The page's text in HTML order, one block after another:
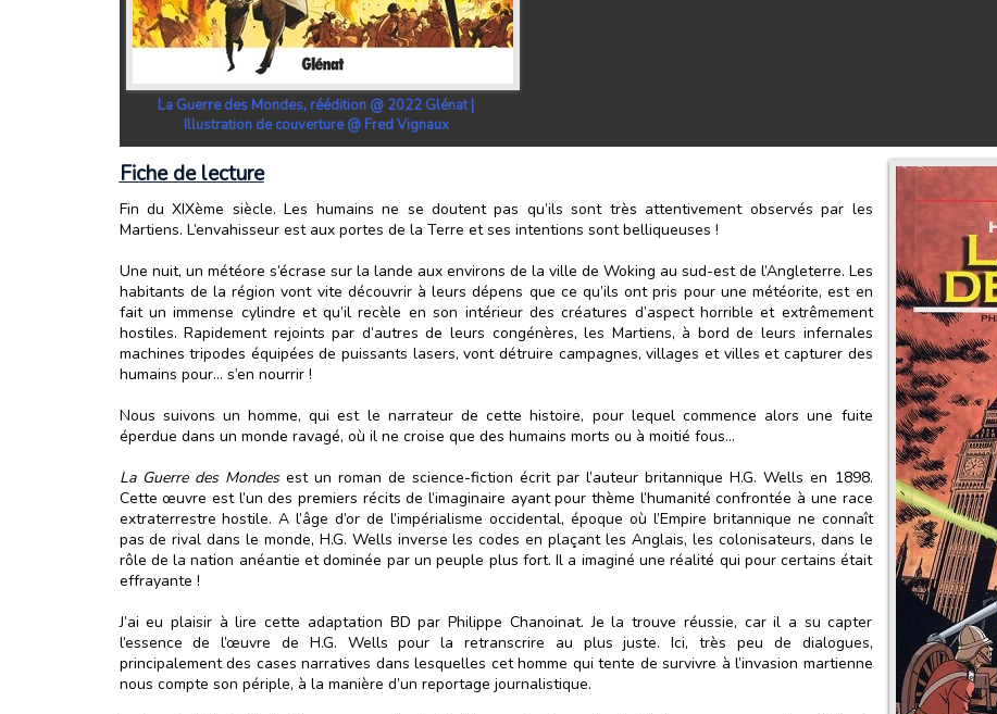
La Guerre des Mondes, réédition @ 2022 Glénat |
Illustration de couverture @ Fred Vignaux
Fiche de lecture
Fin du XIXème siècle. Les humains ne se doutent pas qu’ils sont très attentivement observés par les
Martiens. L’envahisseur est aux portes de la Terre et ses intentions sont belliqueuses !
Une nuit, un météore s’écrase sur la lande aux environs de la ville de Woking au sud-est de l’Angleterre. Les
habitants de la région vont vite découvrir à leurs dépens que ce qu’ils ont pris pour une météorite, est en
fait un immense cylindre et qu’il recèle en son intérieur des créatures d’aspect horrible et extrêmement
hostiles. Rapidement rejoints par d’autres de leurs congénères, les Martiens, à bord de leurs infernales
machines tripodes équipées de puissants lasers, vont détruire campagnes, villages et villes et capturer des
humains pour… s’en nourrir !
Nous suivons un homme, qui est le narrateur de cette histoire, pour lequel commence alors une fuite
éperdue dans un monde ravagé, où il ne croise que des humains morts ou à moitié fous…
La Guerre des Mondesest un roman de science-fiction écrit par l’auteur britannique H.G. Wells en 1898.
Cette œuvre est l’un des premiers récits de l’imaginaire ayant pour thème l’humanité confrontée à une race
extraterrestre hostile. A l’âge d’or de l’impérialisme occidental, époque où l’Empire britannique ne connaît
pas de rival dans le monde, H.G. Wells inverse les codes en plaçant les Anglais, les colonisateurs, dans le
rôle de la nation anéantie et dominée par un peuple plus fort. Il a imaginé une réalité qui pour certains était
effrayante !
J’ai eu plaisir à lire cette adaptation BD par Philippe Chanoinat. Je la trouve réussie, car il a su capter
l’essence de l’œuvre de H.G. Wells pour la retranscrire au plus juste. Ici, très peu de dialogues,
principalement des cases narratives dans lesquelles cet homme qui tente de survivre à l’invasion martienne
nous compte son périple, à la manière d’un reportage journalistique.